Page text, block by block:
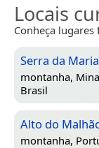
Locais
Conheça
Serra da
montanha,
Brasil
Alto do
montanha,